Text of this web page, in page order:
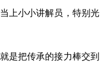
上小小讲解员，特别光
是把传承的接力棒交到